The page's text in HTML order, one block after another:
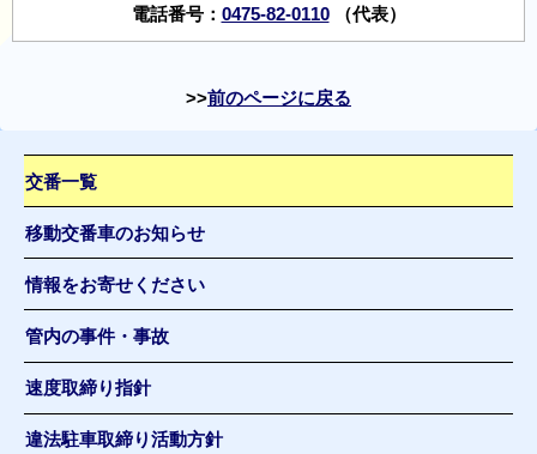
電話番号： 0475-82-0110（代表）
前のページに戻る
交番一覧
移動交番車のお知らせ
情報をお寄せください
管内の事件・事故
速度取締り指針
違法駐車取締り活動方針